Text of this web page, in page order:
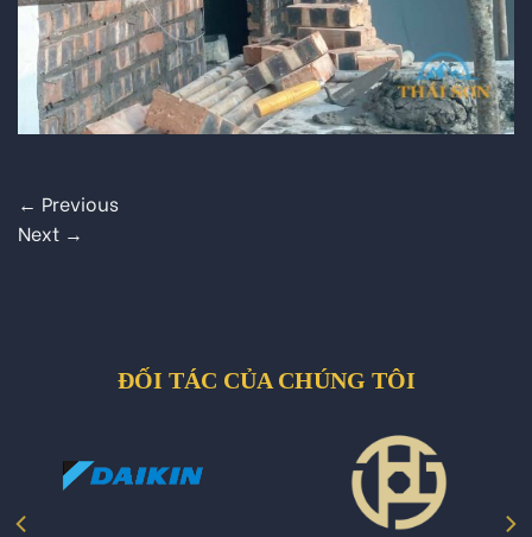
← Previous
Next →
ĐỐI TÁC CỦA CHÚNG TÔI